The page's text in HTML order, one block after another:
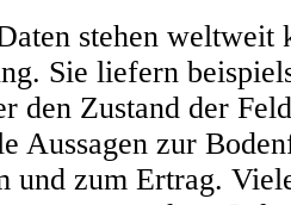
stehen weltweit
Sie liefern
den Zustand der
Aussagen zur
und zum Ertrag.